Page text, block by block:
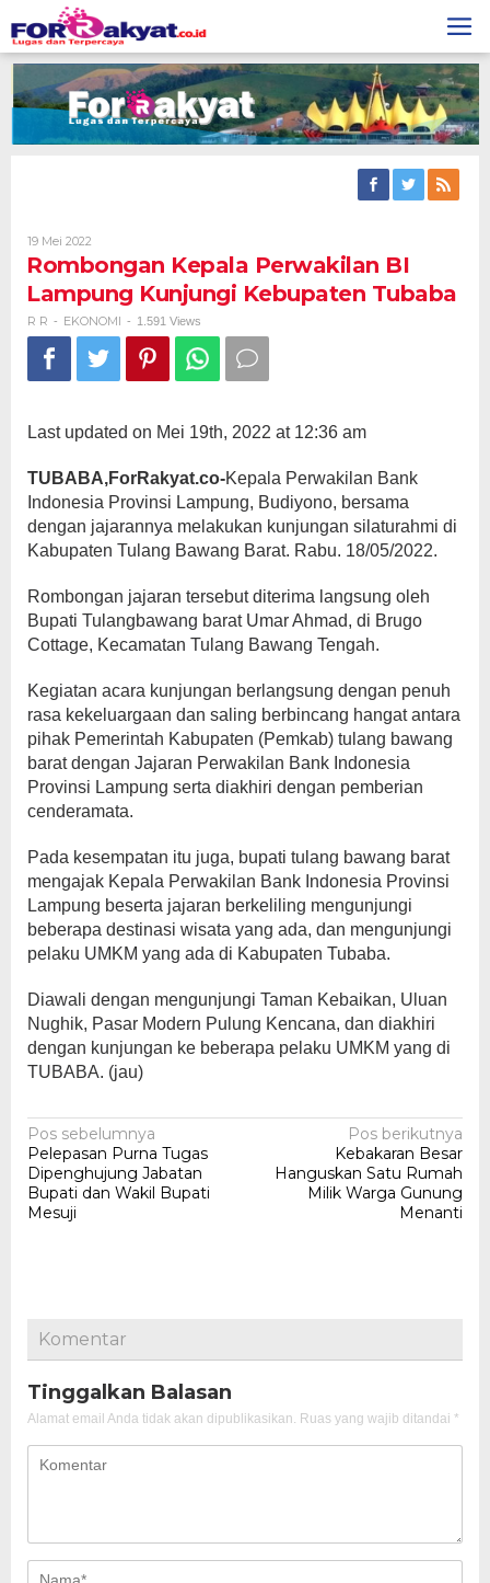
to
content
19 Mei 2022
R
Rombongan Kepala Perwakilan BI
Lampung Kunjungi Kebupaten Tubaba
R R - EKONOMI - 1.591 Views
Last updated on Mei 19th, 2022 at 12:36 am
TUBABA,ForRakyat.co-Kepala Perwakilan Bank
Indonesia Provinsi Lampung, Budiyono, bersama
dengan jajarannya melakukan kunjungan silaturahmi di
Kabupaten Tulang Bawang Barat. Rabu. 18/05/2022.
Rombongan jajaran tersebut diterima langsung oleh
Bupati Tulangbawang barat Umar Ahmad, di Brugo
Cottage, Kecamatan Tulang Bawang Tengah.
Kegiatan acara kunjungan berlangsung dengan penuh
rasa kekeluargaan dan saling berbincang hangat antara
pihak Pemerintah Kabupaten (Pemkab) tulang bawang
barat dengan Jajaran Perwakilan Bank Indonesia
Provinsi Lampung serta diakhiri dengan pemberian
cenderamata.
Pada kesempatan itu juga, bupati tulang bawang barat
mengajak Kepala Perwakilan Bank Indonesia Provinsi
Lampung beserta jajaran berkeliling mengunjungi
beberapa destinasi wisata yang ada, dan mengunjungi
pelaku UMKM yang ada di Kabupaten Tubaba.
Diawali dengan mengunjungi Taman Kebaikan, Uluan
Nughik, Pasar Modern Pulung Kencana, dan diakhiri
dengan kunjungan ke beberapa pelaku UMKM yang di
TUBABA. (jau)
Navigasi
pos
Pos sebelumnya
Pelepasan Purna Tugas
Dipenghujung Jabatan
Bupati dan Wakil Bupati
Mesuji
Pos berikutnya
Kebakaran Besar
Hanguskan Satu Rumah
Milik Warga Gunung
Menanti
Komentar
Tinggalkan Balasan
Alamat email Anda tidak akan dipublikasikan. Ruas yang wajib ditandai *